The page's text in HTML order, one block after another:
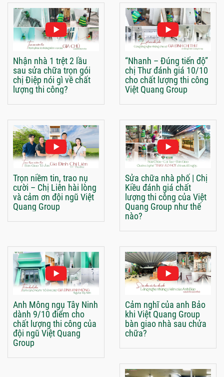
Nhận nhà 1 trệt 2 lầu
sau sửa chữa trọn gói
chị Điệp nói gì về chất
lượng thi công?
“Nhanh – Đúng tiến độ”
chị Thư đánh giá 10/10
cho chất lượng thi công
Việt Quang Group
Trọn niềm tin, trao nụ
cười – Chị Liên hài lòng
và cảm ơn đội ngũ Việt
Quang Group
Sửa chữa nhà phố | Chị
Kiều đánh giá chất
lượng thi công của Việt
Quang Group như thế
nào?
Anh Mông ngụ Tây Ninh
dành 9/10 điểm cho
chất lượng thi công của
đội ngũ Việt Quang
Group
Cảm nghĩ của anh Bảo
khi Việt Quang Group
bàn giao nhà sau chửa
chữa?